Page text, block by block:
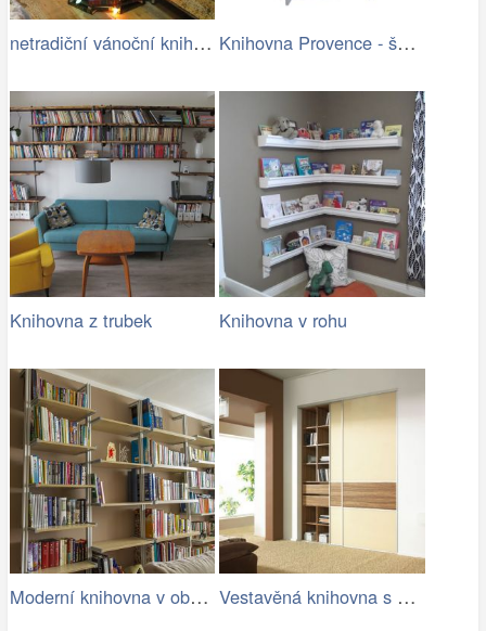
netradiční vánoční knihovna Knihovna Provence - šedá.jpg
Knihovna z trubek Knihovna v rohu
Moderní knihovna v obývacím pokoji Vestavěná knihovna s posuvnými dveřmi